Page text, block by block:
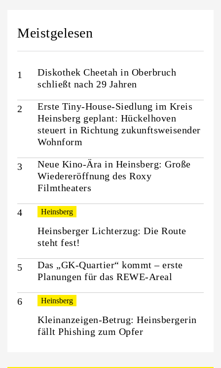
Meistgelesen
Diskothek Cheetah in Oberbruch
schließt nach 29 Jahren
Erste Tiny-House-Siedlung im Kreis
Heinsberg geplant: Hückelhoven
steuert in Richtung zukunftsweisender
Wohnform
Neue Kino-Ära in Heinsberg: Große
Wiedereröffnung des Roxy
Filmtheaters
Heinsberg
Heinsberger Lichterzug: Die Route
steht fest!
Das „GK-Quartier“ kommt – erste
Planungen für das REWE-Areal
Heinsberg
Kleinanzeigen-Betrug: Heinsbergerin
fällt Phishing zum Opfer